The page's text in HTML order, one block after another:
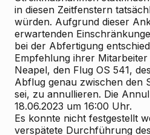
in diesen Zeitfenstern
würden. Aufgrund dieser
erwartenden
bei der Abfertigung
Empfehlung ihrer
Neapel, den Flug OS 541,
Abflug genau zwischen den
sei, zu annullieren. Die
18.06.2023 um 16:00 Uhr.
Es konnte nicht festgestellt
verspätete Durchführung